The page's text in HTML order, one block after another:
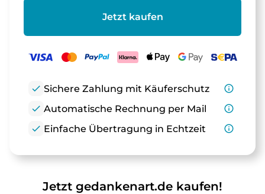
Jetzt kaufen
check Sichere Zahlung mit Käuferschutz
info_outline
check Automatische Rechnung per Mail
info_outline
check Einfache Übertragung in Echtzeit info_outline
Jetzt gedankenart.de kaufen!